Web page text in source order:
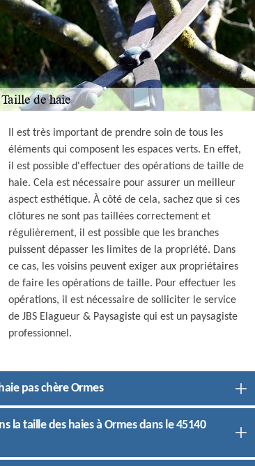
Il est très important de prendre soin de tous les
éléments qui composent les espaces verts. En effet,
il est possible d'effectuer des opérations de taille de
haie. Cela est nécessaire pour assurer un meilleur
aspect esthétique. À côté de cela, sachez que si ces
clôtures ne sont pas taillées correctement et
régulièrement, il est possible que les branches
puissent dépasser les limites de la propriété. Dans
ce cas, les voisins peuvent exiger aux propriétaires
de faire les opérations de taille. Pour effectuer les
opérations, il est nécessaire de solliciter le service
de JBS Elagueur & Paysagiste qui est un paysagiste
professionnel.
pas chère Ormes
la taille des haies à Ormes dans le 45140